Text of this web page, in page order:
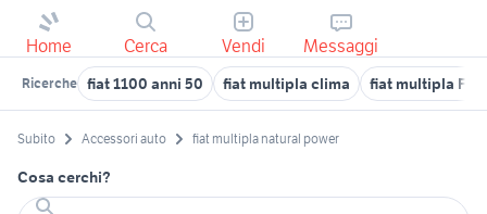
Home Cerca Vendi Messaggi
Ricerche fiat 1100 anni 50 fiat multipla clima fiat multipla
Subito Accessori auto fiat multipla natural power
Cosa cerchi?